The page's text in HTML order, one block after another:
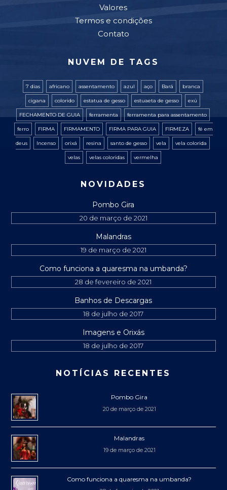
Valores
Termos e condições
Contato
NUVEM DE TAGS
7 dias africano assentamento azul aço Bará branca
cigana colorido estatua de gesso estuaeta de gesso exú
FECHAMENTO DE GUIA ferramenta ferramenta para assentamento
ferro FIRMA FIRMAMENTO FIRMA PARA GUIA FIRMEZA fé em
deus Incenso orixá resina santo de gesso vela vela colorida
velas velas coloridas vermelha
NOVIDADES
Pombo Gira
20 de março de 2021
Malandras
19 de março de 2021
Como funciona a quaresma na umbanda?
28 de fevereiro de 2021
Banhos de Descargas
18 de julho de 2017
Imagens e Orixás
18 de julho de 2017
NOTÍCIAS RECENTES
Pombo Gira
20 de março de 2021
Malandras
19 de março de 2021
Como funciona a quaresma na umbanda?